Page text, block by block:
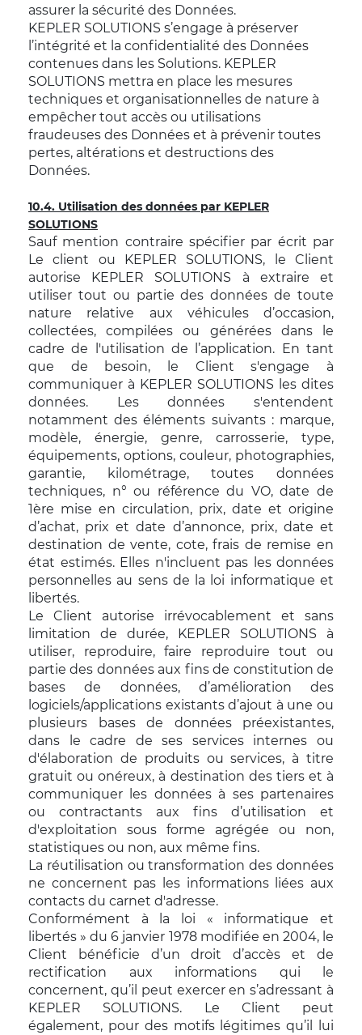
assurer la sécurité des Données.
KEPLER SOLUTIONS s’engage à préserver
l’intégrité et la confidentialité des Données
contenues dans les Solutions. KEPLER
SOLUTIONS mettra en place les mesures
techniques et organisationnelles de nature à
empêcher tout accès ou utilisations
fraudeuses des Données et à prévenir toutes
pertes, altérations et destructions des
Données.
10.4. Utilisation des données par KEPLER
SOLUTIONS
Sauf mention contraire spécifier par écrit par
Le client ou KEPLER SOLUTIONS, le Client
autorise KEPLER SOLUTIONS à extraire et
utiliser tout ou partie des données de toute
nature relative aux véhicules d’occasion,
collectées, compilées ou générées dans le
cadre de l'utilisation de l’application. En tant
que de besoin, le Client s'engage à
communiquer à KEPLER SOLUTIONS les dites
données. Les données s'entendent
notamment des éléments suivants : marque,
modèle, énergie, genre, carrosserie, type,
équipements, options, couleur, photographies,
garantie, kilométrage, toutes données
techniques, n° ou référence du VO, date de
1ère mise en circulation, prix, date et origine
d’achat, prix et date d’annonce, prix, date et
destination de vente, cote, frais de remise en
état estimés. Elles n'incluent pas les données
personnelles au sens de la loi informatique et
libertés.
Le Client autorise irrévocablement et sans
limitation de durée, KEPLER SOLUTIONS à
utiliser, reproduire, faire reproduire tout ou
partie des données aux fins de constitution de
bases de données, d’amélioration des
logiciels/applications existants d’ajout à une ou
plusieurs bases de données préexistantes,
dans le cadre de ses services internes ou
d'élaboration de produits ou services, à titre
gratuit ou onéreux, à destination des tiers et à
communiquer les données à ses partenaires
ou contractants aux fins d’utilisation et
d'exploitation sous forme agrégée ou non,
statistiques ou non, aux même fins.
La réutilisation ou transformation des données
ne concernent pas les informations liées aux
contacts du carnet d'adresse.
Conformément à la loi « informatique et
libertés » du 6 janvier 1978 modifiée en 2004, le
Client bénéficie d’un droit d’accès et de
rectification aux informations qui le
concernent, qu’il peut exercer en s’adressant à
KEPLER SOLUTIONS. Le Client peut
également, pour des motifs légitimes qu’il lui